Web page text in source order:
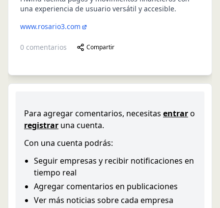
una experiencia de usuario versátil y accesible.
www.rosario3.com
0 comentarios Compartir
Para agregar comentarios, necesitas entraro
registrar una cuenta.
Con una cuenta podrás:
Seguir empresas y recibir notificaciones en
tiempo real
Agregar comentarios en publicaciones
Ver más noticias sobre cada empresa